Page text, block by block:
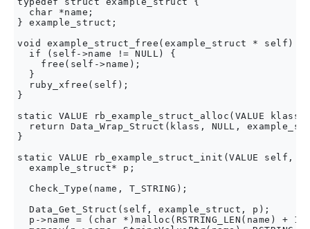
  char *name;
} example_struct;
void example_struct_free(example_struct * self) {
  if (self->name != NULL) {
    free(self->name);
  }
  ruby_xfree(self);
}
static VALUE rb_example_struct_alloc(VALUE
return Data_Wrap_Struct(klass, NULL,
}
static VALUE rb_example_struct_init(VALUE self,
  example_struct* p;
  Check_Type(name, T_STRING);
  Data_Get_Struct(self, example_struct, p);
p->name = (char *)malloc(RSTRING_LEN(name) +